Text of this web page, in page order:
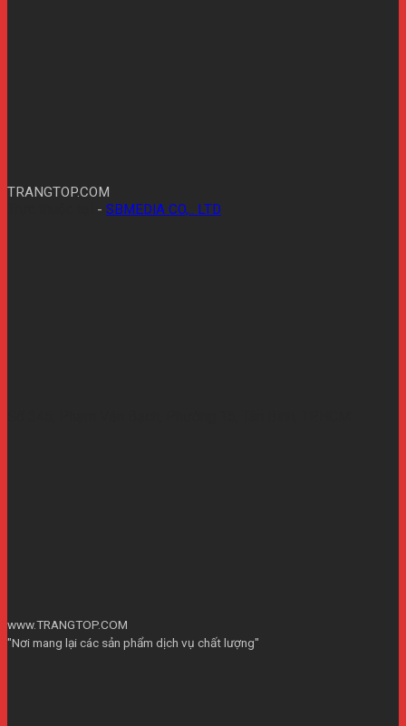
TRANGTOP.COM
- SBMEDIA CO,.. LTD
www.TRANGTOP.COM
"Nơi mang lại các sản phẩm dịch vụ chất lượng"